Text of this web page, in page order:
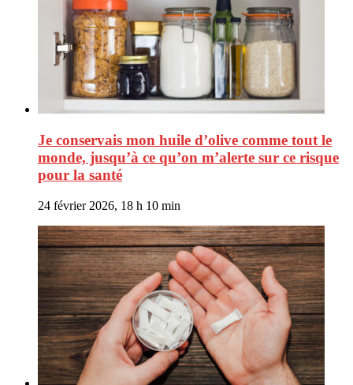
Je conservais mon huile d’olive comme tout le
monde, jusqu’à ce qu’on m’alerte sur ce risque
pour la santé
24 février 2026, 18 h 10 min